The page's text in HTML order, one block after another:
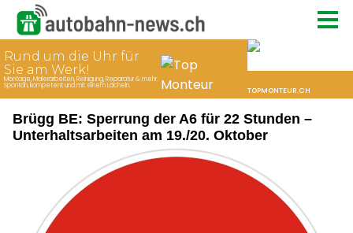
Brügg BE: Sperrung der A6 für 22 Stunden –
Unterhaltsarbeiten am 19./20. Oktober